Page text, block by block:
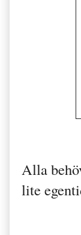
Alla
lite